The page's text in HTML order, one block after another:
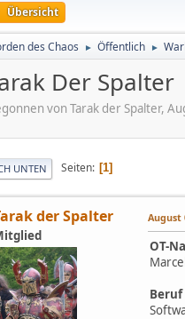
Übersicht
des Chaos ► Öffentlich ►
Der Spalter
von Tarak der Spalter,
UNTEN Seiten 1
der Spalter August
OT-
Beruf